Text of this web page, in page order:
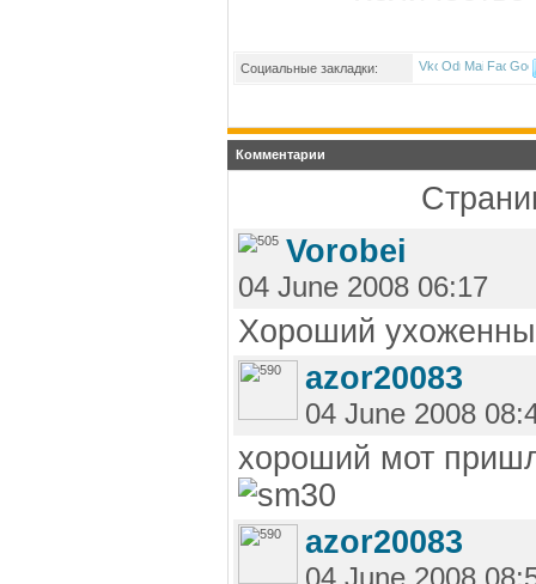
Социальные закладки:
Комментарии
Vorobei
04 June 2008 06:17
Хороший
azor20083
04 June 2008
хороший мот
azor20083
04 June 2008